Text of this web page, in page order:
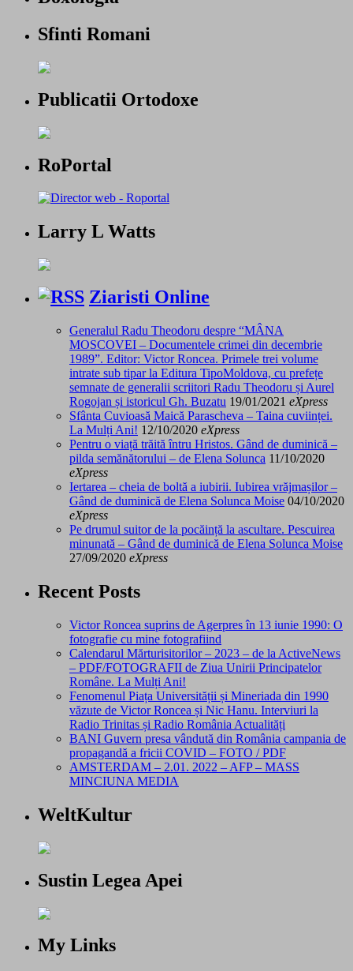
Sfinti Romani
Publicatii Ortodoxe
RoPortal
Larry L Watts
Ziaristi Online
Generalul Radu Theodoru despre “MÂNA
MOSCOVEI – Documentele crimei din decembrie
1989”. Editor: Victor Roncea. Primele trei volume
intrate sub tipar la Editura TipoMoldova, cu prefețe
semnate de generalii scriitori Radu Theodoru și Aurel
Rogojan și istoricul Gh. Buzatu 19/01/2021 eXpress
Sfânta Cuvioasă Maică Parascheva – Taina cuviinței.
La Mulți Ani! 12/10/2020 eXpress
Pentru o viață trăită întru Hristos. Gând de duminică –
pilda semănătorului – de Elena Solunca 11/10/2020
eXpress
Iertarea – cheia de boltă a iubirii. Iubirea vrăjmașilor –
Gând de duminică de Elena Solunca Moise 04/10/2020
eXpress
Pe drumul suitor de la pocăință la ascultare. Pescuirea
minunată – Gând de duminică de Elena Solunca Moise
27/09/2020 eXpress
Recent Posts
Victor Roncea suprins de Agerpres în 13 iunie 1990: O
fotografie cu mine fotografiind
Calendarul Mărturisitorilor – 2023 – de la ActiveNews
– PDF/FOTOGRAFII de Ziua Unirii Principatelor
Române. La Mulți Ani!
Fenomenul Piața Universității și Mineriada din 1990
văzute de Victor Roncea și Nic Hanu. Interviuri la
Radio Trinitas și Radio România Actualități
BANI Guvern presa vândută din România campania de
propagandă a fricii COVID – FOTO / PDF
AMSTERDAM – 2.01. 2022 – AFP – MASS
MINCIUNA MEDIA
WeltKultur
Sustin Legea Apei
My Links